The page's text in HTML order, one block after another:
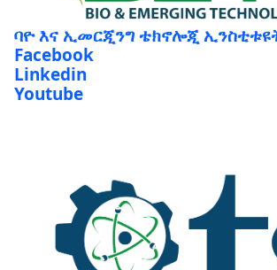
ባዮ እና ኢመርጂንግ ቴክኖሎጂ
Facebook
Linkedin
Youtube